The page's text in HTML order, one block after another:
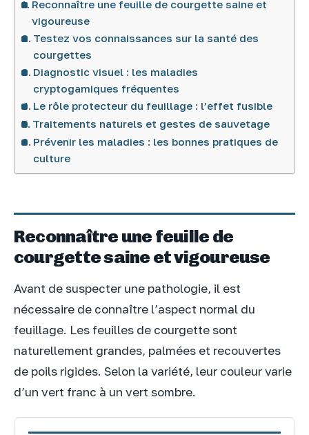
Reconnaître une feuille de courgette saine et
vigoureuse
Testez vos connaissances sur la santé des
courgettes
Diagnostic visuel : les maladies
cryptogamiques fréquentes
Le rôle protecteur du feuillage : l’effet fusible
Traitements naturels et gestes de sauvetage
Prévenir les maladies : les bonnes pratiques de
culture
Reconnaître une feuille de
courgette saine et vigoureuse
Avant de suspecter une pathologie, il est
nécessaire de connaître l’aspect normal du
feuillage. Les feuilles de courgette sont
naturellement grandes, palmées et recouvertes
de poils rigides. Selon la variété, leur couleur varie
d’un vert franc à un vert sombre.